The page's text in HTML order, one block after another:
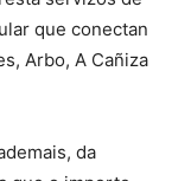
que conectan
Arbo, A Cañiza
da